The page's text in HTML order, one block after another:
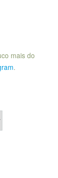
mais do
.